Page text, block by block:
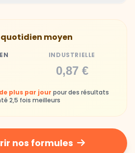
boudés ou mangés sans plaisir
moyen
INDUSTRIELLE
0,87 €
plus par jour pour des résultats
2,5 fois meilleurs
nos formules